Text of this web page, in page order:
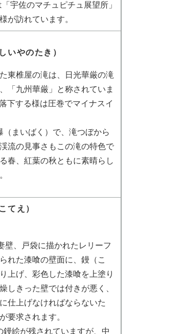
宇佐のマチュピチュ展望所」
が訪れています。
いやのたき）
東椎屋の滝は、日光華厳の滝
「九州華厳」と称されていま
下する様は圧巻でマイナスイ
（まいばく）で、滝つぼから
流の見事さもこの滝の特色で
春、紅葉の秋ともに素晴らし
てえ）
壁、戸袋に描かれたレリーフ
れた漆喰の壁面に、鏝（こ
上げ、彩色した漆喰を上塗り
しきった壁では付きが悪く、
仕上げなければならないた
要求されます。
絵が残されていますが、中